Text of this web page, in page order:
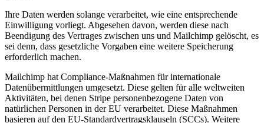
Ihre Daten werden solange verarbeitet, wie eine entsprechende
Einwilligung vorliegt. Abgesehen davon, werden diese nach
Beendigung des Vertrages zwischen uns und Mailchimp gelöscht, es
sei denn, dass gesetzliche Vorgaben eine weitere Speicherung
erforderlich machen.
Mailchimp hat Compliance-Maßnahmen für internationale
Datenübermittlungen umgesetzt. Diese gelten für alle weltweiten
Aktivitäten, bei denen Stripe personenbezogene Daten von
natürlichen Personen in der EU verarbeitet. Diese Maßnahmen
basieren auf den EU-Standardvertragsklauseln (SCCs). Weitere